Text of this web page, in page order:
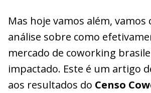
Mas hoje vamos além, vamos
análise sobre como
mercado de coworking
impactado. Este é um artigo
aos resultados do Censo